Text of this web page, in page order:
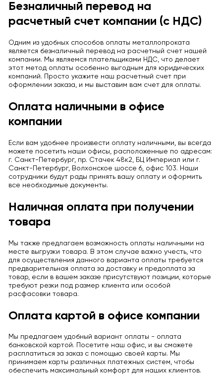
Безналичный перевод на
расчетный счет компании (с НДС)
Одним из удобных способов оплаты металлопроката
является безналичный перевод на расчетный счет нашей
компании. Мы являемся плательщиками НДС, что делает
этот метод оплаты особенно выгодным для юридических
компаний. Просто укажите наш расчетный счет при
оформлении заказа, и мы выставим вам счет для оплаты.
Оплата наличными в офисе
компании
Если вам удобнее произвести оплату наличными, вы всегда
можете посетить наши офисы, расположенные по адресам:
г. Санкт-Петербург, пр. Стачек 48к2, БЦ Империал или г.
Санкт-Петербург, Волхонское шоссе 6, офис 103. Наши
сотрудники будут рады принять вашу оплату и оформить
все необходимые документы.
Наличная оплата при получении
товара
Мы также предлагаем возможность оплаты наличными на
месте выгрузки товара. В этом случае важно учесть, что
для осуществления данного варианта оплаты требуется
предварительная оплата за доставку и предоплата за
товар, если в вашем заказе присутствуют позиции, которые
требуют резки под размер клиента или особой
расфасовки товара.
Оплата картой в офисе компании
Мы предлагаем удобный вариант оплаты - оплата
банковской картой. Посетите наш офис, и вы сможете
расплатиться за заказ с помощью своей карты. Мы
принимаем карты различных платежных систем, чтобы
обеспечить максимальный комфорт для наших клиентов.